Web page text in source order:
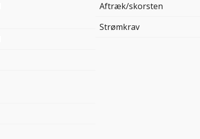
Aftræk/skorsten
Strømkrav